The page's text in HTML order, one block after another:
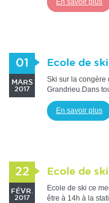
En savoir plus
01
MARS
2017
Ecole de
Ski sur la congère
Grandrieu.Dans
En savoir plus
22
FÉVR.
2017
Ecole de
Ecole de ski ce
être à 14h à la